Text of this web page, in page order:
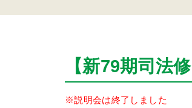
【新79期司法
※説明会は終了しました